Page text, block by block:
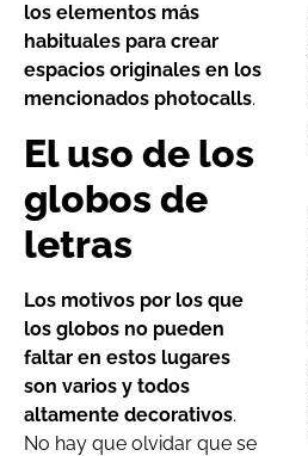
los elementos más
habituales para crear
espacios originales en los
mencionados photocalls.
El uso de los
globos de
letras
Los motivos por los que
los globos no pueden
faltar en estos lugares
son varios y todos
altamente decorativos.
No hay que olvidar que se